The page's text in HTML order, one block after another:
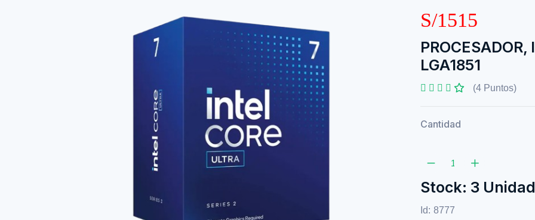
S/1515
LGA1851
(4 Puntos)
Cantidad
Stock: 3
Id: 8777